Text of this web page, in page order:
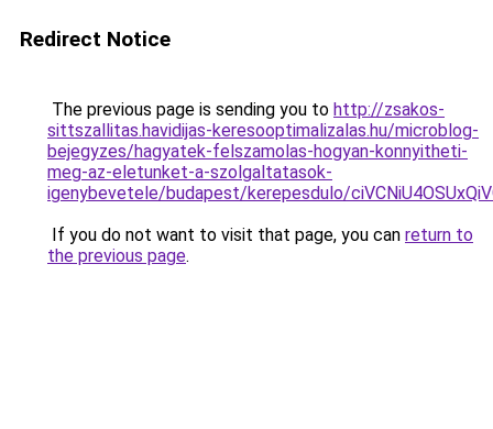
Redirect Notice
The previous page is sending you to http://zsakos-
sittszallitas.havidijas-keresooptimalizalas.hu/microblog-
bejegyzes/hagyatek-felszamolas-hogyan-konnyitheti-
meg-az-eletunket-a-szolgaltatasok-
igenybevetele/budapest/kerepesdulo/
If you do not want to visit that page, you can return to
the previous page.